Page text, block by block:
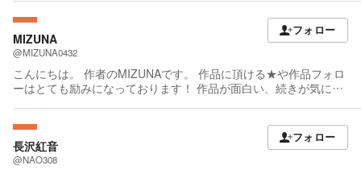
MIZUNA
@MIZUNA0432
こんにちは。 作者のMIZUNAです。 作品に頂ける★や作品フォロ
ーはとても励みになっております！ 作品が面白い、続きが気にな
対する様々なご意見は真摯に受け取めておりますが、コメントと
レビューで著しいネタバレや他の読者の皆様が不快に感じるだろ
うと判断した場合、止むを得ず削除させていただくことがござい
フォロー
長沢紅音
@NAO308
フォロー